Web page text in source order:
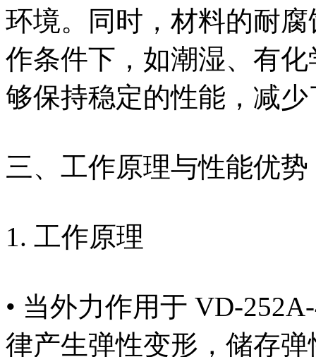
环境。同时，材料的耐
作条件下，如潮湿、有
够保持稳定的性能，减
三、工作原理与性能优势
1. 工作原理
• 当外力作用于 VD-
律产生弹性变形，储存